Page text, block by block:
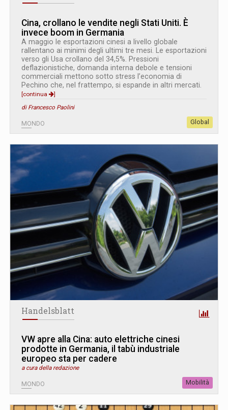
Cina, crollano le vendite negli Stati Uniti. È
invece boom in Germania
A maggio le esportazioni cinesi a livello globale
rallentano ai minimi degli ultimi tre mesi. Le esportazioni
verso gli Usa crollano del 34,5%. Pressioni
deflazionistiche, domanda interna debole e tensioni
commerciali mettono sotto stress l’economia di
Pechino che, nel frattempo, si espande in altri mercati.
[continua
]
di Francesco Paolini
MONDO Global
Handelsblatt
VW apre alla Cina: auto elettriche cinesi
prodotte in Germania, il tabù industriale
europeo sta per cadere
a cura della redazione
MONDO Mobilità